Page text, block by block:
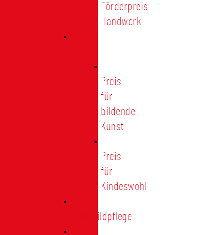
Förderpreis
Handwerk
Preis
für
bildende
Kunst
Preis
für
Kindeswohl
Stadtbildpflege